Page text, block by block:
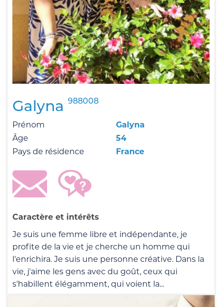
Galyna 988008
Prénom
Galyna
Âge
54
Pays de résidence
France
Caractère et intérêts
Je suis une femme libre et indépendante, je
profite de la vie et je cherche un homme qui
l'enrichira. Je suis une personne créative. Dans la
vie, j'aime les gens avec du goût, ceux qui
s'habillent élégamment, qui voient la...